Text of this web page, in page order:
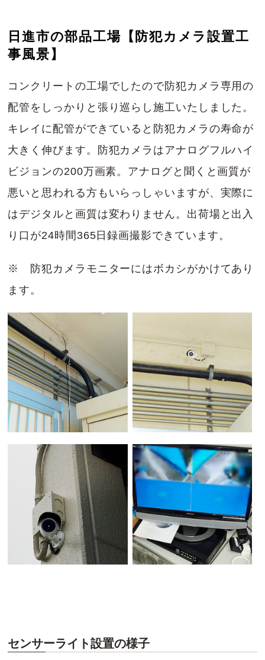
日進市の部品工場【防犯カメラ設置工
事風景】
コンクリートの工場でしたので防犯カメラ専用の
配管をしっかりと張り巡らし施工いたしました。
キレイに配管ができていると防犯カメラの寿命が
大きく伸びます。防犯カメラはアナログフルハイ
ビジョンの200万画素。アナログと聞くと画質が
悪いと思われる方もいらっしゃいますが、実際に
はデジタルと画質は変わりません。出荷場と出入
り口が24時間365日録画撮影できています。
※ 防犯カメラモニターにはボカシがかけてあり
ます。
センサーライト設置の様子